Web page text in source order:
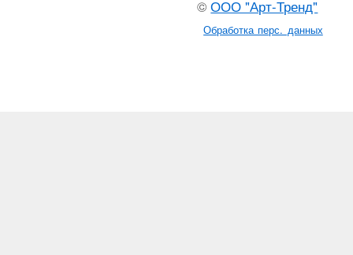
©ООО "Арт-Тренд"
Обработка перс. данных